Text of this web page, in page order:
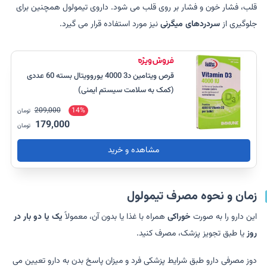
قلب، فشار خون و فشار بر روی قلب می شود. داروی تیمولول همچنین برای
جلوگیری ازسردردهای میگرنینیز مورد استفاده قرار می گیرد.
قرص ویتامین د3 4000 یوروویتال بسته 60 عددی
(کمک به سلامت سیستم ایمنی)
14%
209,000 تومان
179,000 تومان
مشاهده و خرید
زمان و نحوه مصرف تیمولول
این دارو را به صورت خوراکی همراه با غذا یا بدون آن، معمولاًیک یا دو بار در
روزیا طبق تجویز پزشک، مصرف کنید.
دوز مصرفی دارو طبق شرایط پزشکی فرد و میزان پاسخ بدن به دارو تعیین می